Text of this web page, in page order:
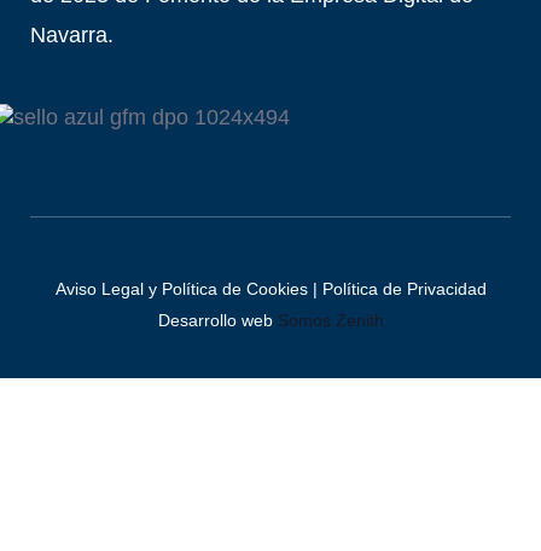
Navarra.
Aviso Legal y Política de Cookies| Política de Privacidad
Desarrollo web Somos Zenith